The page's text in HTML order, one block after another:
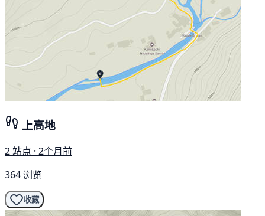
上高地
2 站点 · 2个月前
364 浏览
收藏